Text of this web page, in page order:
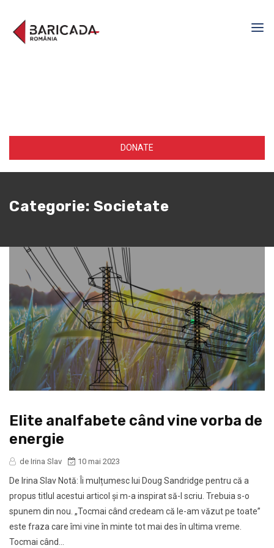
DONATE
Categorie: Societate
Elite analfabete când vine vorba de
energie
de Irina Slav 10 mai 2023
De Irina Slav Notă: Îi mulțumesc lui Doug Sandridge pentru că a
propus titlul acestui articol și m-a inspirat să-l scriu. Trebuia s-o
spunem din nou. „Tocmai când credeam că le-am văzut pe toate”
este fraza care îmi vine în minte tot mai des în ultima vreme.
Tocmai când...